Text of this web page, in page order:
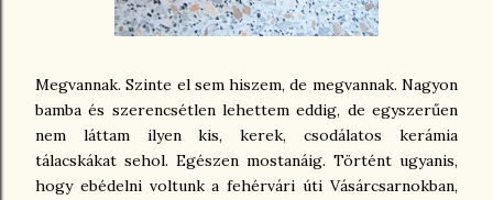
Megvannak. Szinte el sem hiszem, de megvannak. Nagyon
bamba és szerencsétlen lehettem eddig, de egyszerűen
nem láttam ilyen kis, kerek, csodálatos kerámia
tálacskákat sehol. Egészen mostanáig. Történt ugyanis,
hogy ebédelni voltunk a fehérvári úti Vásárcsarnokban,